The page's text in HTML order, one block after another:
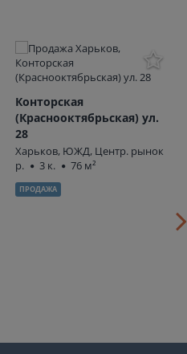
Конторская
(Краснооктябрьская) ул.
28
Харьков, ЮЖД, Центр. рынок
р.
3 к. 76 м²
ПРОДАЖА